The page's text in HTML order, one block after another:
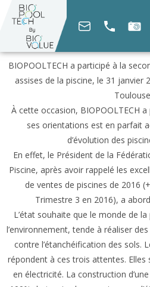
BIOPOOLTECH a participé à la
assises de la piscine, le 31 janvier
À cette occasion, BIOPOOLTECH
ses orientations est en parfait
d’évolution des
En effet, le Président de la
Piscine, après avoir rappelé les
de ventes de piscines de 2016
Trimestre 3 en 2016), a
L’état souhaite que le monde de
l’environnement, tende à réaliser
contre l’étanchéification des sols.
répondent à ces trois attentes.
en électricité. La construction